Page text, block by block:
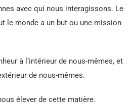
avec qui nous interagissons. Le
le monde a un but ou une mission
à l’intérieur de nous-mêmes, et
de nous-mêmes.
élever de cette matière.